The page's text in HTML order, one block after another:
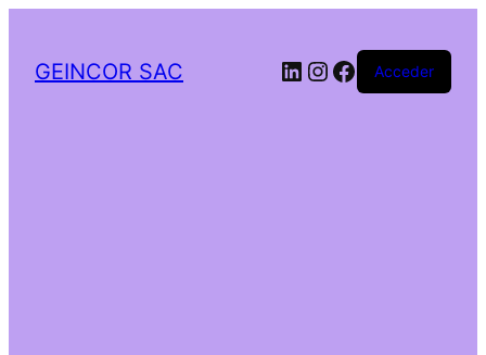
GEINCOR SAC LinkedIn
Instagram
Facebook
Acceder